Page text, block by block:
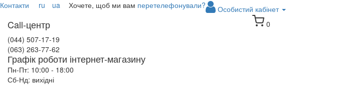
Контакти ru ua Особистий кабінет
Хочете, щоб ми вам перетелефонували?
Call-центр
(044) 507-17-19
(063) 263-77-62
Графік роботи інтернет-магазину
Пн-Пт: 10:00 - 18:00
Сб-Нд: вихідні
0